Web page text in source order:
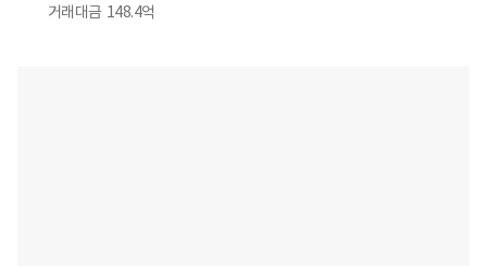
거래대금 148.4억